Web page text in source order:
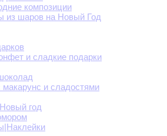
композиции
из шаров на Новый Год
и сладкие подарки
макарунс и сладостями
год